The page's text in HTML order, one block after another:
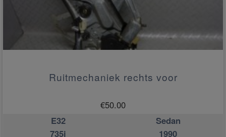
Ruitmechaniek rechts voor
€50.00
E32
Sedan
735i
1990